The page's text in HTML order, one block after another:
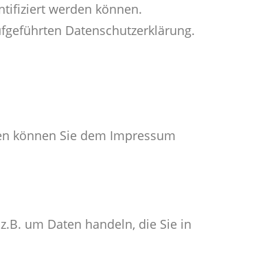
werden können.
Datenschutzerklärung.
können Sie dem Impressum
um Daten handeln, die Sie in